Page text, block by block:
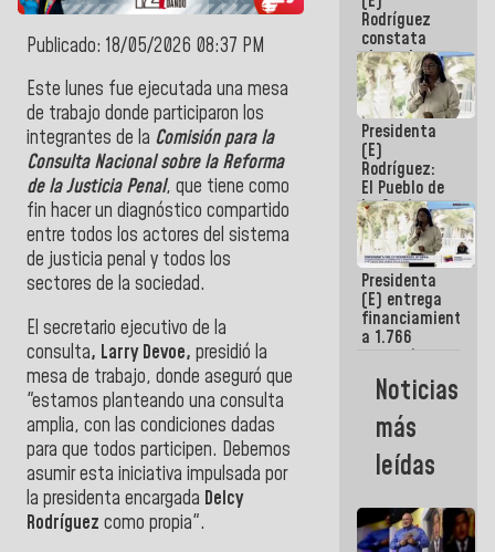
Publicado: 18/05/2026 08:37 PM
Este lunes fue ejecutada una mesa
de trabajo donde participaron los
integrantes de la Comisión para la
Consulta Nacional sobre la Reforma
de la Justicia Penal, que tiene como
fin hacer un diagnóstico compartido
entre todos los actores del sistema
de justicia penal y todos los
sectores de la sociedad.
El secretario ejecutivo de la
consulta, Larry Devoe, presidió la
mesa de trabajo, donde aseguró que
"estamos planteando una consulta
amplia, con las condiciones dadas
para que todos participen. Debemos
asumir esta iniciativa impulsada por
la presidenta encargada Delcy
Rodríguez como propia".
Rodríguez
constata
obras de
rehabilitación
de Escuela
Militar de
Mamo en La
Guaira
Presidenta
(E)
Rodríguez:
El Pueblo de
La Guaira
siempre
estará
acompañada
por el
Gobierno
Nacional
Presidenta
(E) entrega
financiamientos
a 1.766
comerciantes
emprendedores
afectados
por
terremotos
Noticias
más
leídas